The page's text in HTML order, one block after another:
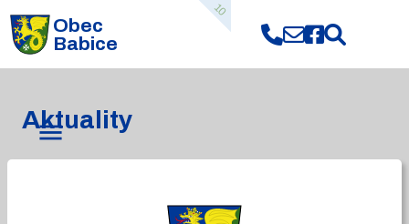
Obec
Babice
10
Aktuality